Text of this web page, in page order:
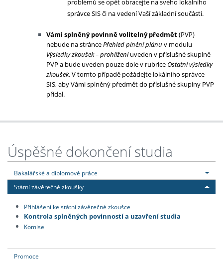
problémů se opět obracejte na svého lokálního
správce SIS či na vedení Vaší základní součásti.
Vámi splněný povinně volitelný předmět(PVP)
nebude na stráncePřehled plnění plánu v modulu
Výsledky zkoušek – prohlíženíuveden v příslušné skupině
PVP a bude uveden pouze dole v rubrice Ostatní výsledky
zkoušek. V tomto případě požádejte lokálního správce
SIS, aby Vámi splněný předmět do příslušné skupiny PVP
přidal.
Úspěšné dokončení studia
Bakalářské a diplomové práce
Státní závěrečné zkoušky
Přihlášení ke státní závěrečné zkoušce
Kontrola splněných povinností a uzavření studia
Komise
Promoce